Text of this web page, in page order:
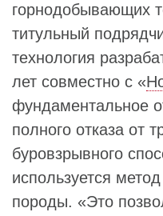
горнодобывающих
титульный
технология
лет совместно с «
фундаментальное
полного отказа от
буровзрывного
используется
породы. «Это